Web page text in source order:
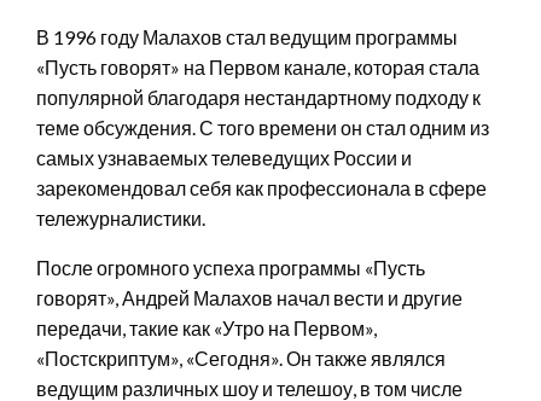
В 1996 году Малахов стал ведущим программы
«Пусть говорят» на Первом канале, которая стала
популярной благодаря нестандартному подходу к
теме обсуждения. С того времени он стал одним из
самых узнаваемых телеведущих России и
зарекомендовал себя как профессионала в сфере
тележурналистики.
После огромного успеха программы «Пусть
говорят», Андрей Малахов начал вести и другие
передачи, такие как «Утро на Первом»,
«Постскриптум», «Сегодня». Он также являлся
ведущим различных шоу и телешоу, в том числе